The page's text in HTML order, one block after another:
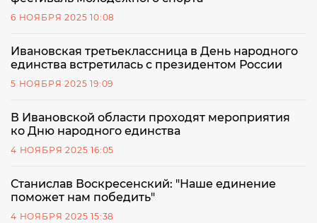
6 НОЯБРЯ 2025 10:08
Ивановская третьеклассница в День народного
единства встретилась с президентом России
5 НОЯБРЯ 2025 19:09
В Ивановской области проходят мероприятия
ко Дню народного единства
4 НОЯБРЯ 2025 16:05
Станислав Воскресенский: "Наше единение
поможет нам победить"
4 НОЯБРЯ 2025 15:38